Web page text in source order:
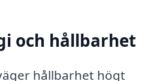
och hållbarhet
hållbarhet högt